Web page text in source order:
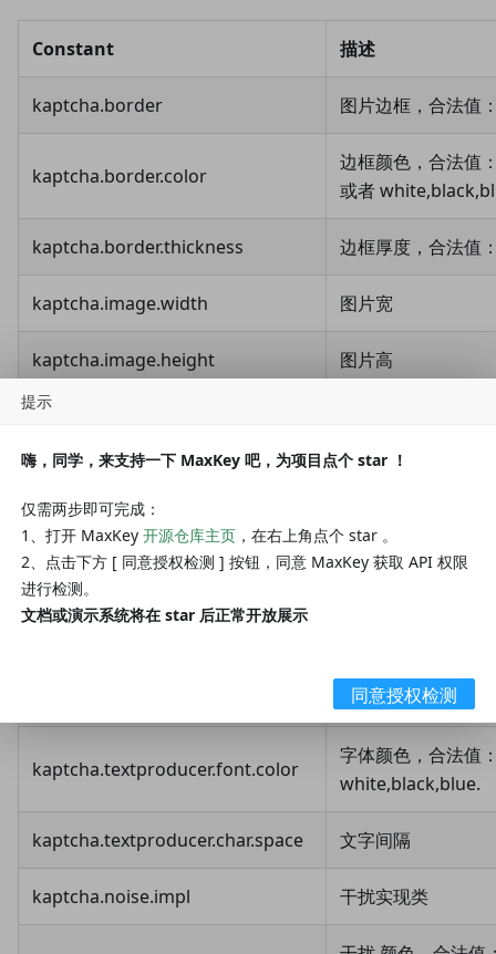
Constant 描述
kaptcha.border 图片边框，合法值
kaptcha.border.color
边框颜色，合法值
或者
kaptcha.border.thickness 边框厚度，合法值
kaptcha.image.width 图片宽
kaptcha.image.height 图片高
kaptcha.producer.impl
kaptcha.textproducer.impl 文本实现类
kaptcha.textproducer.char.string 文本集合，验证码
kaptcha.textproducer.char.length
字体大小
kaptcha.textproducer.font.color
字体颜色，合法值
white,black,blue.
kaptcha.textproducer.char.space 文字间隔
kaptcha.noise.impl 干扰实现类
提示
嗨，同学，来支持一下 MaxKey 吧，为项目点个 star ！
仅需两步即可完成：
1、打开 MaxKey 开源仓库主页 ，在右上角点个 star 。
2、点击下方 [ 同意授权检测 ] 按钮，同意 MaxKey 获取 API 权限
进行检测。
文档或演示系统将在 star 后正常开放展示
同意授权检测